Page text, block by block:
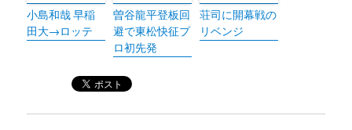
小島和哉 早稲
田大→ロッテ
曽谷龍平登板回
避で東松快征プ
ロ初先発
荘司に開幕戦の
リベンジ